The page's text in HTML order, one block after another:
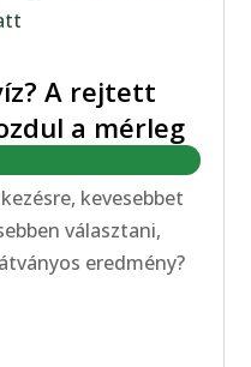
A rejtett
a mérleg
kevesebbet
választani,
eredmény?